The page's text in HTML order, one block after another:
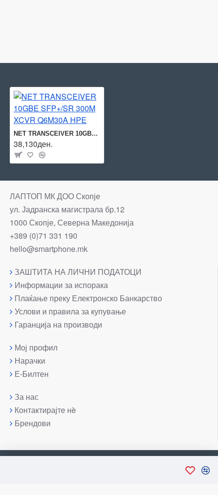
NET TRANSCEIVER 10GBE SFP+/SR 300M XCVR Q6M30A HPE
38,130ден.
ЛАПТОП МК ДОО Скопје
ул. Јадранска магистрала бр.12
1000 Скопје, Северна Македонија
+389 (0)71 331 190
hello@smartphone.mk
ЗАШТИТА НА ЛИЧНИ ПОДАТОЦИ
Информации за испорака
Плаќање преку Електронско Банкарство
Услови и правила за купување
Гаранција на производи
Мој профил
Нарачки
Е-Билтен
За нас
Контактирајте нè
Брендови